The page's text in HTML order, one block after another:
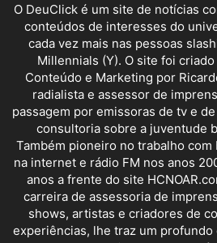
O DeuClick é um site de notícias
conteúdos de interesses do
cada vez mais nas pessoas
Millennials (Y). O site foi
Conteúdo e Marketing por
radialista e assessor de
passagem por emissoras de tv e
consultoria sobre a juventude
Também pioneiro no trabalho
na internet e rádio FM nos anos
anos a frente do site
carreira de assessoria de
shows, artistas e criadores de
experiências, lhe traz um